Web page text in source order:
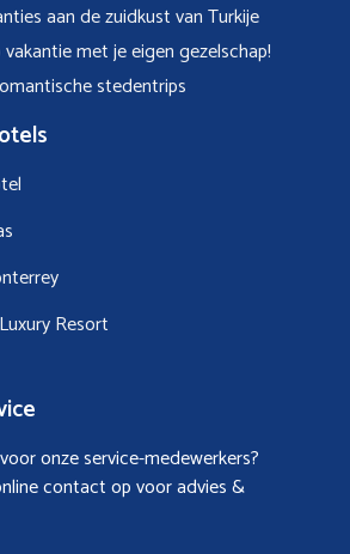
aan de zuidkust van Turkije
vakantie met je eigen gezelschap!
stedentrips
Resort
onze service-medewerkers?
contact op voor advies &